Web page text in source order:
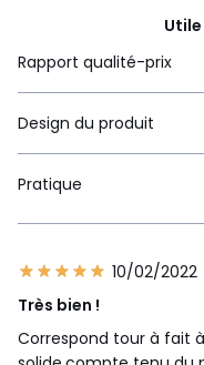
Rapport qualité-prix
Design du produit
Pratique
10/02/2022
Très bien !
Correspond tour à fait